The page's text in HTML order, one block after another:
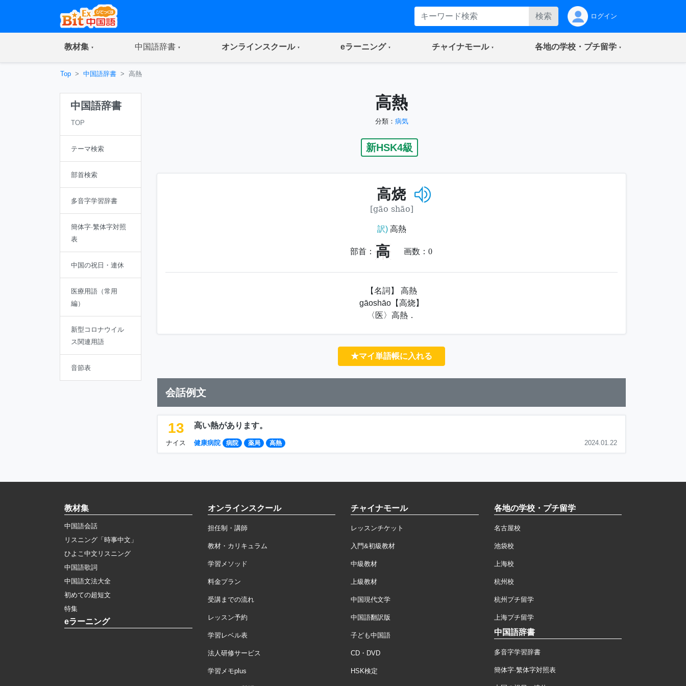
検索 ログイン
教材集(current) 中国語辞書(current) オンラインスクール(current) eラーニング(current) チャイナモール(current) 各地の学校・プチ留学(current)
Top 中国語辞書 高熱
中国語辞書
TOP
テーマ検索
部首検索
多音字学習辞書
簡体字·繁体字対照
表
中国の祝日・連休
医療用語（常用
編）
新型コロナウイル
ス関連用語
音節表
高熱
分類： 病気
新HSK4級
高烧
[gāo shāo]
訳)高熱
部首： 高 画数： 0
【名詞】 高熱
gāoshāo【高烧】
〈医〉高熱．
★マイ単語帳に入れる
会話例文
13
ナイス
高い熱があります。
健康病院 病院 薬局 高熱 2024.01.22
教材集
中国語会話
リスニング「時事中文」
ひよこ中文リスニング
中国語歌詞
中国語文法大全
初めての超短文
特集
eラーニング
オンラインスクール
担任制・講師
教材・カリキュラム
学習メソッド
料金プラン
受講までの流れ
レッスン予約
学習レベル表
法人研修サービス
学習メモplus
チャイナモール
レッスンチケット
入門&初級教材
中級教材
上級教材
中国現代文学
中国語翻訳版
子ども中国語
CD・DVD
HSK検定
各地の学校・プチ留学
名古屋校
池袋校
上海校
杭州校
杭州プチ留学
上海プチ留学
中国語辞書
多音字学習辞書
簡体字·繁体字対照表